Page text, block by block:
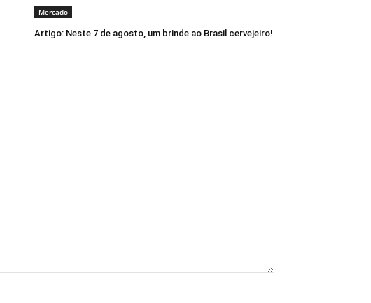
Mercado
Artigo: Neste 7 de agosto, um brinde ao Brasil cervejeiro!